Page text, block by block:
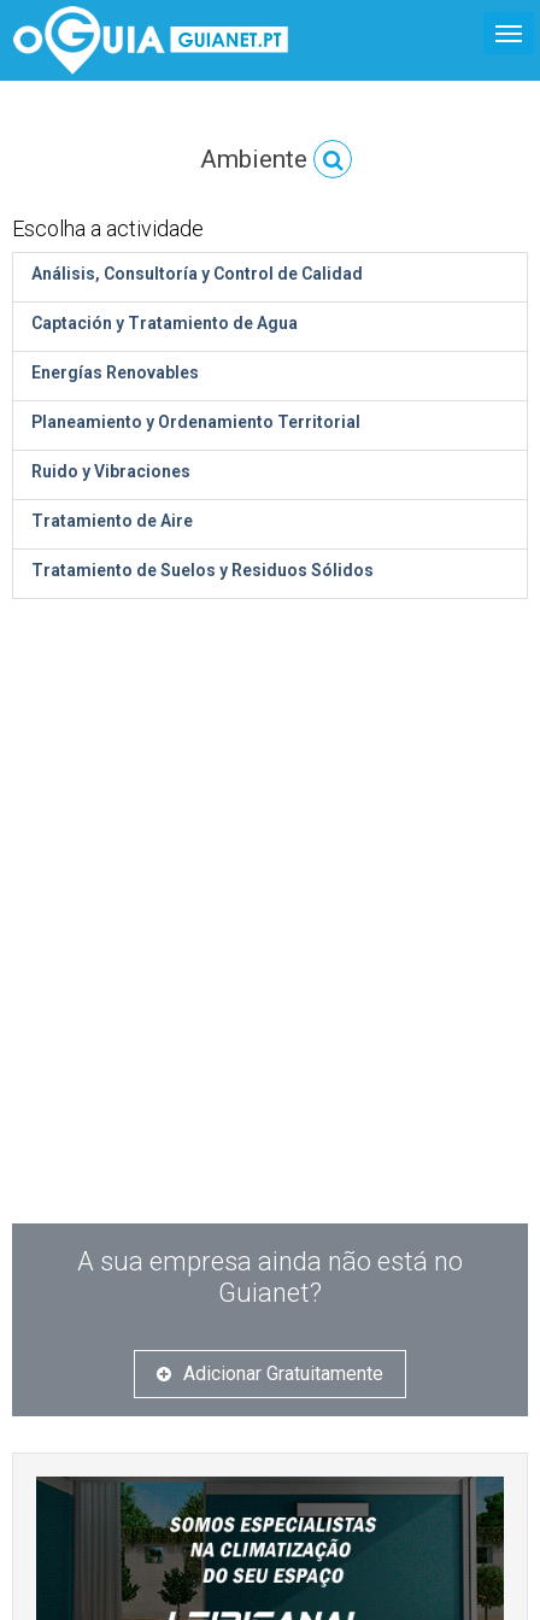
Ambiente
Escolha a actividade
Análisis, Consultoría y Control de Calidad
Captación y Tratamiento de Agua
Energías Renovables
Planeamiento y Ordenamiento Territorial
Ruido y Vibraciones
Tratamiento de Aire
Tratamiento de Suelos y Residuos Sólidos
A sua empresa ainda não está no
Guianet?
Adicionar Gratuitamente